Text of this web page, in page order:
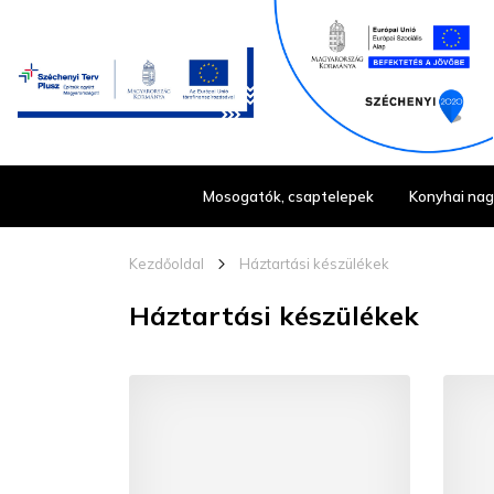
Mosogatók, csaptelepek Konyhai
Kezdőoldal chevron_right_16 Háztartási készülékek
Háztartási készülékek